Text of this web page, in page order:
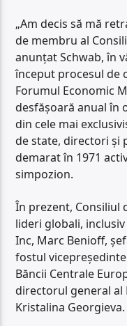
„Am decis să mă
de membru al
anunţat Schwab, în
început procesul de
Forumul Economic
desfăşoară anual în
din cele mai
de state, directori şi
demarat în 1971
simpozion.
În prezent, Consiliul
lideri globali,
Inc, Marc Benioff,
fostul
Băncii Centrale
directorul general
Kristalina Georgieva.